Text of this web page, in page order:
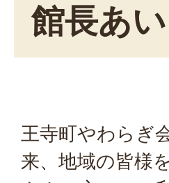
館長あ
王寺町やわらぎ
来、地域の皆様